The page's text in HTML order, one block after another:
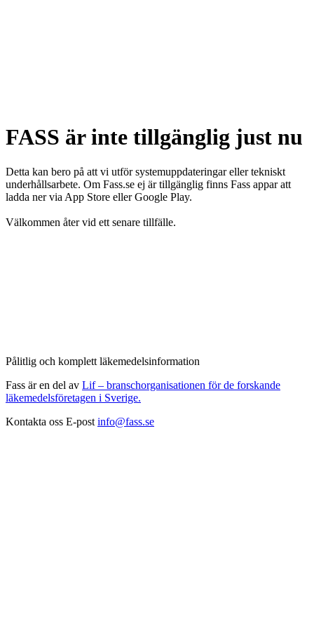
FASS är inte tillgänglig just nu
Detta kan bero på att vi utför systemuppdateringar eller tekniskt
underhållsarbete. Om Fass.se ej är tillgänglig finns Fass appar att
ladda ner via App Store eller Google Play.
Välkommen åter vid ett senare tillfälle.
Pålitlig och komplett läkemedelsinformation
Fass är en del av Lif – branschorganisationen för de forskande
läkemedelsföretagen i Sverige.
Kontakta oss E-post info@fass.se